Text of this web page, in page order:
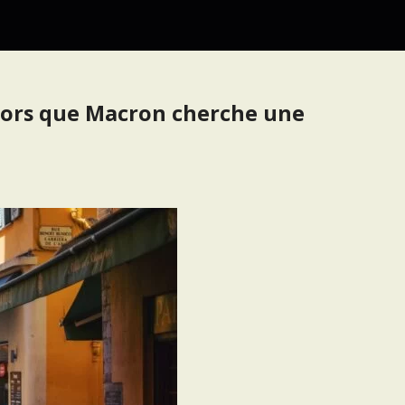
que Macron cherche une